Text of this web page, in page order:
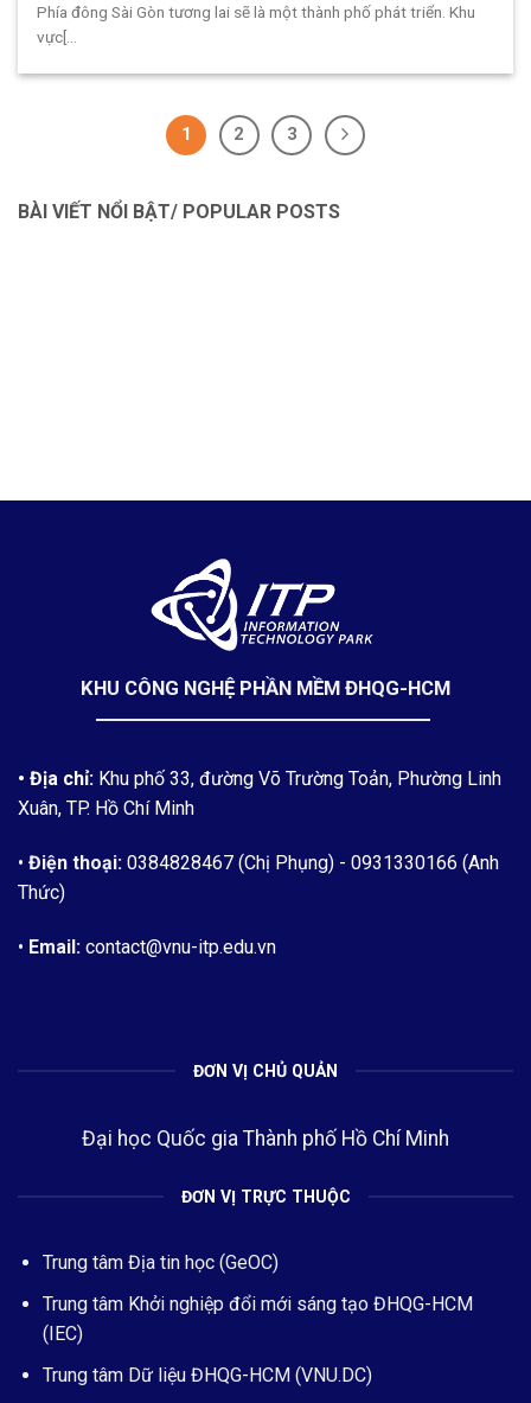
Phía đông Sài Gòn tương lai sẽ là một thành phố phát triển. Khu
vực[...
1 2 3
BÀI VIẾT NỔI BẬT/ POPULAR POSTS
KHU CÔNG NGHỆ PHẦN MỀM ĐHQG-HCM
• Địa chỉ: Khu phố 33, đường Võ Trường Toản, Phường Linh
Xuân, TP. Hồ Chí Minh
• Điện thoại: 0384828467 (Chị Phụng) - 0931330166 (Anh
Thức)
• Email: contact@vnu-itp.edu.vn
ĐƠN VỊ CHỦ QUẢN
Đại học Quốc gia Thành phố Hồ Chí Minh
ĐƠN VỊ TRỰC THUỘC
Trung tâm Địa tin học (GeOC)
Trung tâm Khởi nghiệp đổi mới sáng tạo ĐHQG-HCM
(IEC)
Trung tâm Dữ liệu ĐHQG-HCM (VNU.DC)